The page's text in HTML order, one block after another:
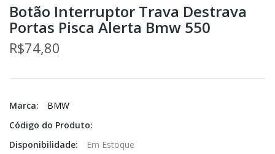
Botão Interruptor Trava Destrava
Portas Pisca Alerta Bmw 550
R$74,80
Marca:
BMW
Código do Produto:
Disponibilidade:
Em Estoque